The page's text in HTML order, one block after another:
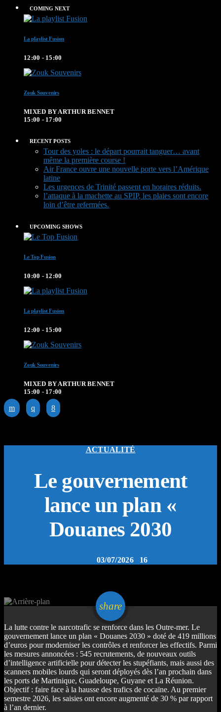
COMING NEXT
La playlist Fusion
12:00 - 15:00
Zouk Souvenirs
MIXED BY ARTHUR BENNET
15:00 - 17:00
RECENT POSTS
Tour des yoles : le départ pourrait tanguer… avant
même la première course !
Air France ouvre une nouvelle porte vers l’Amérique
latine
Les urgences de Trinité passent en horaires réduits.
l’attaque à la machette au SPIP, les plaies sont encore
loin d’être refermées.
UPCOMING SHOWS
Le Top Fusion
10:00 - 12:00
La playlist Fusion
12:00 - 15:00
Zouk Souvenirs
MIXED BY ARTHUR BENNET
15:00 - 17:00
ACTUALITÉ
Le gouvernement
lance un plan «
Douanes 2030
03/07/2026 16
share
email
La lutte contre le narcotrafic se renforce dans les Outre-mer. Le
gouvernement lance un plan « Douanes 2030 » doté de 419 millions
d’euros pour moderniser les contrôles et renforcer les effectifs. Parmi
les mesures annoncées : 545 recrutements, de nouveaux outils
d’intelligence artificielle pour détecter les stupéfiants, mais aussi des
scanners mobiles lourds qui seront déployés dès l’an prochain dans
les ports de Martinique, Guadeloupe, Guyane et La Réunion.
Objectif : faire face à la hausse des trafics de cocaïne. Au premier
semestre 2026, les saisies ont encore augmenté de 30 % par rapport
à l’an dernier.